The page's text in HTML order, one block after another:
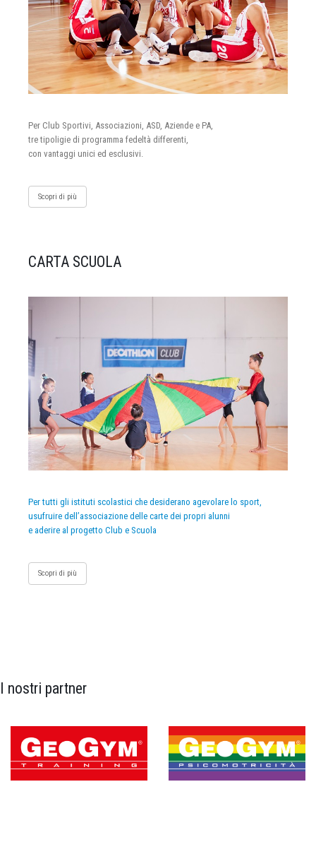
Per Club Sportivi, Associazioni, ASD, Aziende e PA,
tre tipoligie di programma fedeltà differenti,
con vantaggi unici ed esclusivi.
Scopri di più
CARTA SCUOLA
Per tutti gli istituti scolastici che desiderano agevolare lo sport,
usufruire dell’associazione delle carte dei propri alunni
e aderire al progetto Club e Scuola
Scopri di più
I nostri partner